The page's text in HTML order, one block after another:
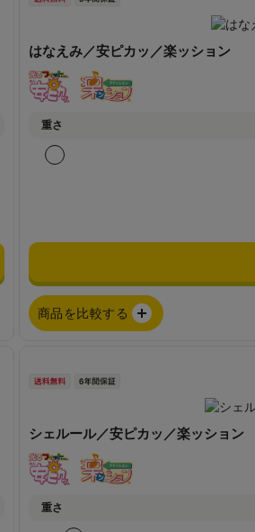
はなえみ／安ピカッ／楽ッション
重さ
商品を比較する
シェルール／安ピカッ／楽ッション
重さ